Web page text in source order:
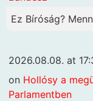
Ez Bíróság?
2026.08.08. at
on Hollósy a
Parlamentben